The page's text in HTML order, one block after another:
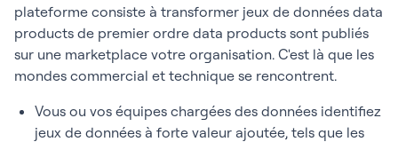
plateforme consiste à transformer jeux de données data
products de premier ordre data products sont publiés
sur une marketplace votre organisation. C'est là que les
mondes commercial et technique se rencontrent.
Vous ou vos équipes chargées des données identifiez
jeux de données à forte valeur ajoutée, tels que les